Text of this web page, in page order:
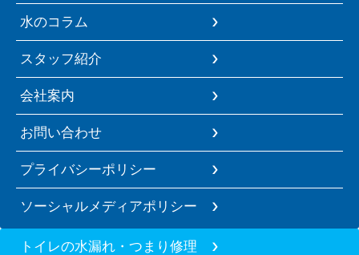
水のコラム
スタッフ紹介
会社案内
お問い合わせ
プライバシーポリシー
ソーシャルメディアポリシー
トイレの水漏れ・つまり修理